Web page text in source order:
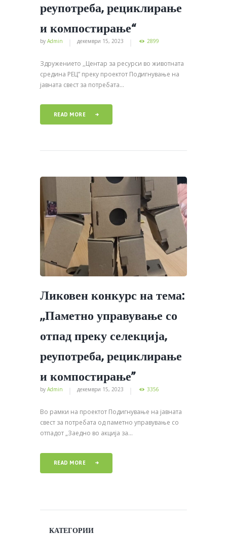
реупотреба, рециклирање
и компостирање“
by Admin декември 15, 2023 2899
Здружението ,,Центар за ресурси во животната
средина РЕЦ” преку проектот Подигнување на
јавната свест за потребата...
READ MORE
Ликовен конкурс на тема:
,,Паметно управување со
отпад преку селекција,
реупотреба, рециклирање
и компостирање”
by Admin декември 15, 2023 3356
Во рамки на проектот Подигнување на јавната
свест за потребата од паметно управување со
отпадот „Заедно во акција за...
READ MORE
КАТЕГОРИИ